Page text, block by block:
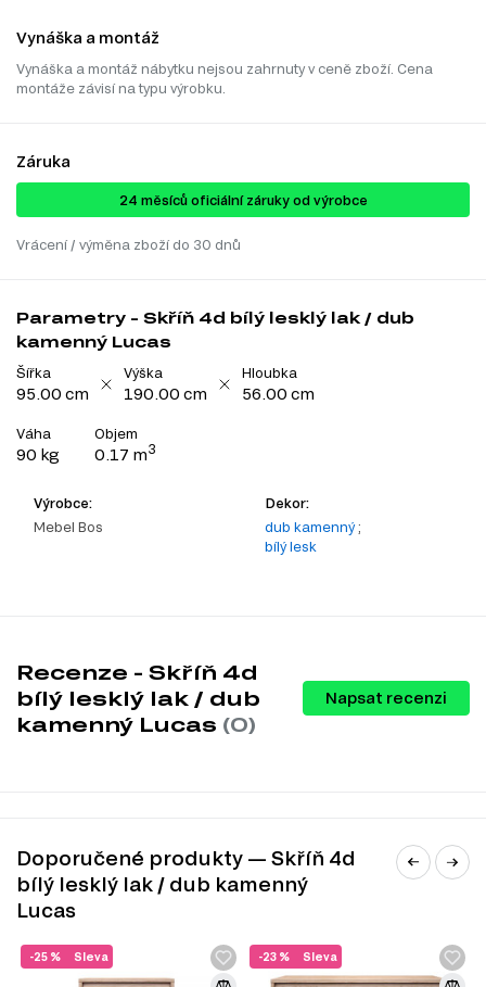
Vynáška a montáž
Vynáška a montáž nábytku nejsou zahrnuty v ceně zboží. Cena
montáže závisí na typu výrobku.
Záruka
24 ​​​​měsíců oficiální záruky od výrobce
Vrácení / výměna zboží do 30 dnů
Parametry - Skříň 4d bílý lesklý lak / dub
kamenný Lucas
Šířka
95.00 cm
Výška
190.00 cm
Hloubka
56.00 cm
Váha
90 kg
Objem
0.17 m3
Výrobce:
Mebel Bos
Dekor:
dub kamenný;
bílý lesk
Recenze - Skříň 4d
bílý lesklý lak / dub
kamenný Lucas (0)
Napsat recenzi
Doporučené produkty — Skříň 4d
bílý lesklý lak / dub kamenný
Lucas
Sleva
-25 % Sleva
-23 %